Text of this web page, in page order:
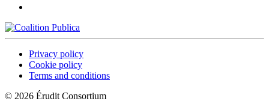
Privacy policy
Cookie policy
Terms and conditions
© 2026 Érudit Consortium